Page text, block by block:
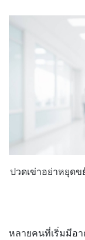
ปวดเข่าอย่าหยุด
หลายคนที่เริ่มมีอา